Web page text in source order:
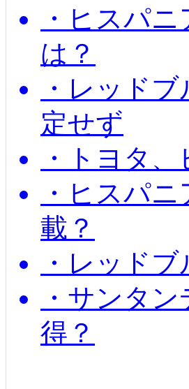
・ヒスパ
は？
・レッド
定せず
・トヨタ
・ヒスパ
載？
・レッド
・サンタ
得？